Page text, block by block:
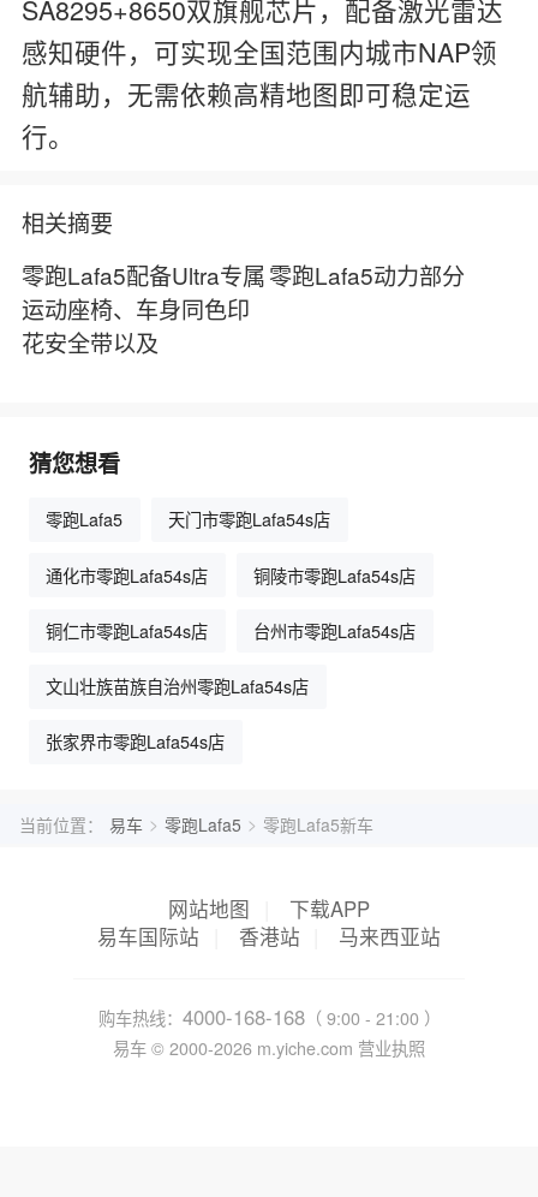
SA8295+8650双旗舰芯片，配备激光雷达
感知硬件，可实现全国范围内城市NAP领
航辅助，无需依赖高精地图即可稳定运
行。
相关摘要
零跑Lafa5配备Ultra专属
运动座椅、车身同色印
花安全带以及
零跑Lafa5动力部分
猜您想看
零跑Lafa5 天门市零跑Lafa54s店
通化市零跑Lafa54s店 铜陵市零跑Lafa54s店
铜仁市零跑Lafa54s店 台州市零跑Lafa54s店
文山壮族苗族自治州零跑Lafa54s店
张家界市零跑Lafa54s店
当前位置： 易车 > 零跑Lafa5 > 零跑Lafa5新车
网站地图
下载APP
易车国际站
香港站 马来西亚站
购车热线： 4000-168-168（ 9:00 - 21:00 ）
易车 © 2000-2026 m.yiche.com 营业执照